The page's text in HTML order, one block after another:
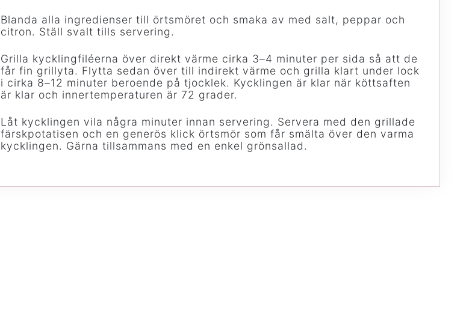
Blanda alla ingredienser till örtsmöret och smaka av med salt, peppar och
citron. Ställ svalt tills servering.
Grilla kycklingfiléerna över direkt värme cirka 3–4 minuter per sida så att de
får fin grillyta. Flytta sedan över till indirekt värme och grilla klart under lock
i cirka 8–12 minuter beroende på tjocklek. Kycklingen är klar när köttsaften
är klar och innertemperaturen är 72 grader.
Låt kycklingen vila några minuter innan servering. Servera med den grillade
färskpotatisen och en generös klick örtsmör som får smälta över den varma
kycklingen. Gärna tillsammans med en enkel grönsallad.